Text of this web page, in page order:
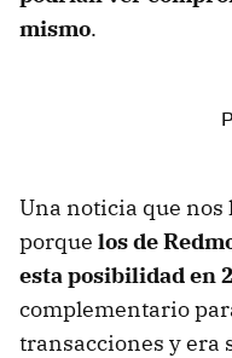
mismo.
Una noticia que nos
porque los de
esta posibilidad en
complementario
transacciones y era